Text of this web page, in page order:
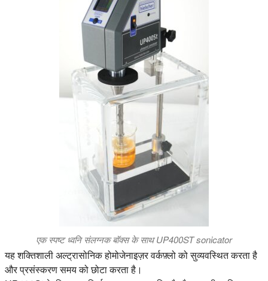
एक स्पष्ट ध्वनि संलग्नक बॉक्स के साथ UP400ST sonicator
यह शक्तिशाली अल्ट्रासोनिक होमोजेनाइज़र वर्कफ़्लो को सुव्यवस्थित करता है
और प्रसंस्करण समय को छोटा करता है।